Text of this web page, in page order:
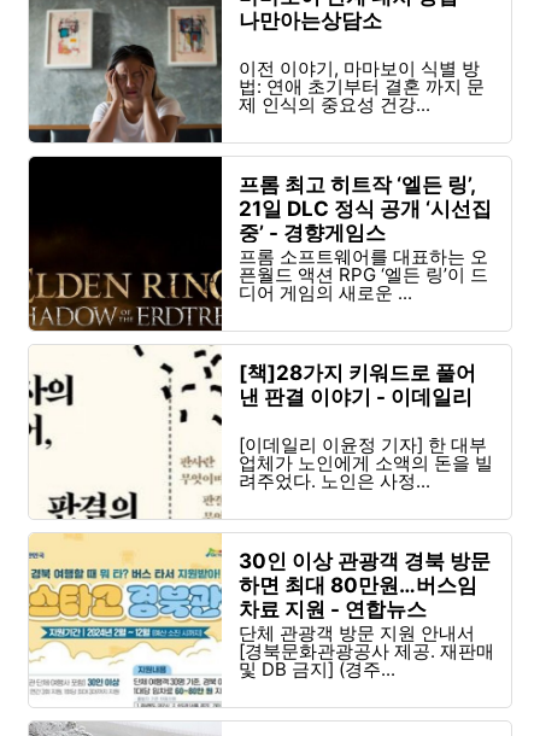
나만아는상담소
이전 이야기, 마마보이 식별 방
법: 연애 초기부터 결혼 까지 문
제 인식의 중요성 건강...
프롬 최고 히트작 ‘엘든 링’,
21일 DLC 정식 공개 ‘시선집
중’ - 경향게임스
프롬 소프트웨어를 대표하는 오
픈월드 액션 RPG ‘엘든 링’이 드
디어 게임의 새로운 ...
[책]28가지 키워드로 풀어
낸 판결 이야기 - 이데일리
[이데일리 이윤정 기자] 한 대부
업체가 노인에게 소액의 돈을 빌
려주었다. 노인은 사정...
30인 이상 관광객 경북 방문
하면 최대 80만원…버스임
차료 지원 - 연합뉴스
단체 관광객 방문 지원 안내서
[경북문화관광공사 제공. 재판매
및 DB 금지] (경주...